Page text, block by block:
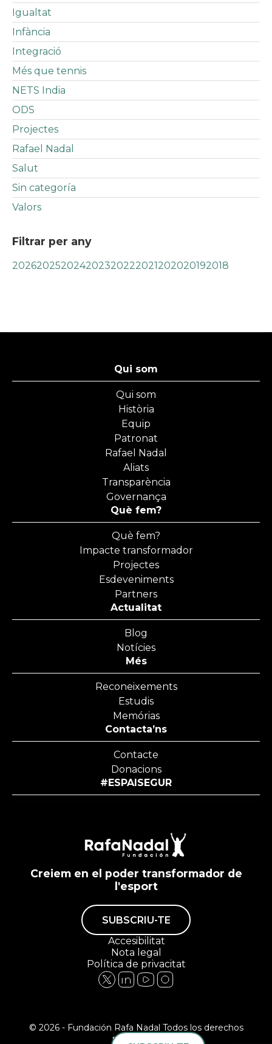
Igualtat
Infància
Integració
Més que tennis
NETS India
ODS
Projectes
Rafael Nadal
Salut
Sin categoría
Valors
Filtrar per any
202620252024202320222021 202020192018
Qui som
Qui som
Història
Equip
Patronat
Rafael Nadal
Aliats
Transparència
Governança
Què fem?
Què fem?
Impacte transformador
Projectes
Esdeveniments
Partners
Actualitat
Blog
Notícies
Més
Reconeixements
Estudis
Memórias
Contacta’ns
Contacte
Donacions
#ESPAISEGUR
Creiem en el poder transformador de
l'esport
SUBSCRIU-TE
Accesibilitat
Nota legal
Política de privacitat
© 2026 - Fundación Rafa Nadal Todos los derechos
reservados.